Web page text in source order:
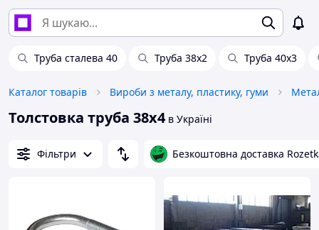
Труба сталева 40 Труба 38х2 Труба 40х3
Каталог товарів Вироби з металу, пластику, гуми
Толстовка труба 38х4 в Україні
Фільтри Безкоштовна доставка